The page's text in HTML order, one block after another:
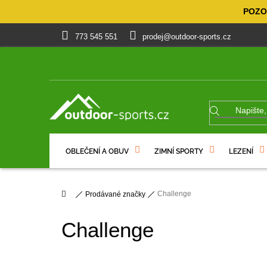
773 545 551 prodej@outdoor-sports.cz
OBLEČENÍ A OBUV ZIMNÍ SPORTY LEZENÍ
DomůProdávané značky Challenge
Challenge